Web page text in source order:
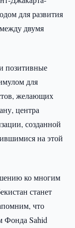
для развития
двумя
позитивные
для
желающих
центра
созданной
на этой
ко многим
станет
что
Фонда Sahid